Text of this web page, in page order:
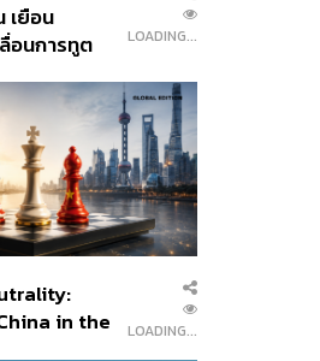
เยือน
อนการทูต
ย –
LOADING...
in the
LOADING...